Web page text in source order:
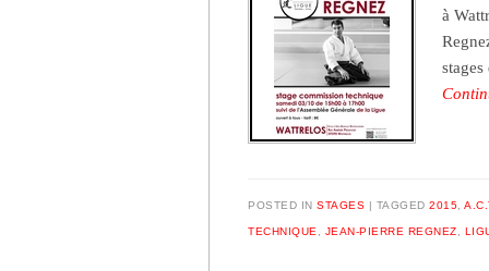
à
POSTED IN STAGES TAGGED 2015
TECHNIQUE JEAN-PIERRE REGNEZ